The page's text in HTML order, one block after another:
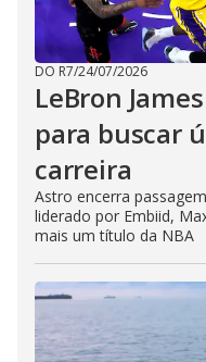
DO R7/24/07/2026
LeBron
para buscar
carreira
Astro encerra
liderado por Embiid,
mais um título da NBA